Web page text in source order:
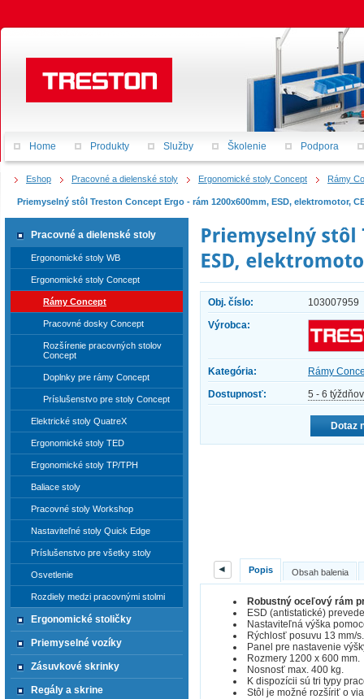
Eshop Pracovné a dielenské stoly Ergonomické stoly Concept Rámy
Priemyselný stôl Treston Concept Ergo - rám 1200x600mm, ESD, elektromotor,
Obj. číslo:
103007959
Výrobca:
Kategória:
Rámy
Dostupnosť:
5 - 6 týždňov
Dotaz
◄ Popis Obsah balenia
Robustný oceľový rám
ESD (antistatické)
Nastaviteľná výška
Rýchlosť posuvu 13 mm/
Panel pre nastavenie
Rozmery 1200 x 600 mm.
Nosnosť max. 400 kg.
K dispozícii sú tri typy
Stôl je možné rozšíriť o
Pracovné a dielenské stoly
Ergonomické stoly WB
Ergonomické stoly Concept
Rámy Concept
Pracovné dosky Concept
Rozšírenie pracovných stolov
Concept
Doplnky pre rámy Concept
Príslušenstvo pre stoly Concept
Elektrické stoly QuatreX
Ergonomické stoly TED
Ergonomické stoly TP/TPH
Baliace stoly
Pracovné stoly Workshop
Nastaviteľné stoly Quick Edge
Príslušenstvo pre všetky stoly
Osvetlenie
Rozdiely medzi pracovnými stolmi
Ergonomické stoličky
Priemyselné vozíky
Zásuvkové skrinky
Regály a skrine
Home Produkty Služby Školenie Podpora